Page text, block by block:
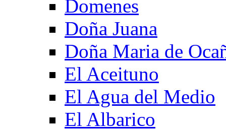
Domenes
Doña Juana
Doña Maria de
El Aceituno
El Agua del Medio
El Albarico